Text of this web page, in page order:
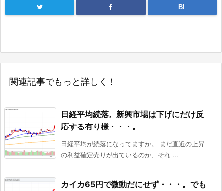
B!
関連記事でもっと詳しく！
日経平均続落。新興市場は下げにだけ反
応する有り様・・・。
日経平均が続落になってますか。 まだ直近の上昇
の利益確定売りが出ているのか、それ ...
カイカ65円で微動だにせず・・・。でも